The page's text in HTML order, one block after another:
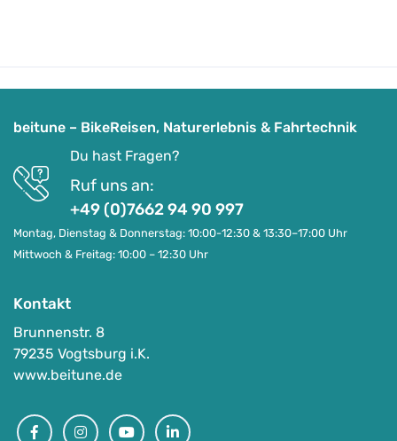
Freiburg im Breisgau, Deutschland
beitune – BikeReisen, Naturerlebnis & Fahrtechnik
Du hast Fragen?
Ruf uns an:
+49 (0)7662 94 90 997
Montag, Dienstag & Donnerstag: 10:00-12:30 & 13:30–17:00 Uhr
Mittwoch & Freitag: 10:00 – 12:30 Uhr
Kontakt
Brunnenstr. 8
79235 Vogtsburg i.K.
www.beitune.de
FacebookInstagramYoutubeLinkedin